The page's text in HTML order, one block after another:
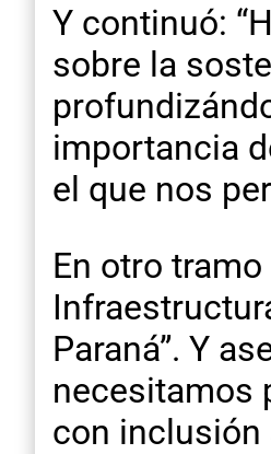
Y continuó:
sobre la
importancia
el que nos
En otro
Paraná”. Y
necesitamos
con inclusión